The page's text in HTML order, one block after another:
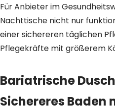
Für Anbieter im
Nachttische nicht nur
einer sichereren täglichen
Pflegekräfte mit größerem
Bariatrische
Sichereres Baden